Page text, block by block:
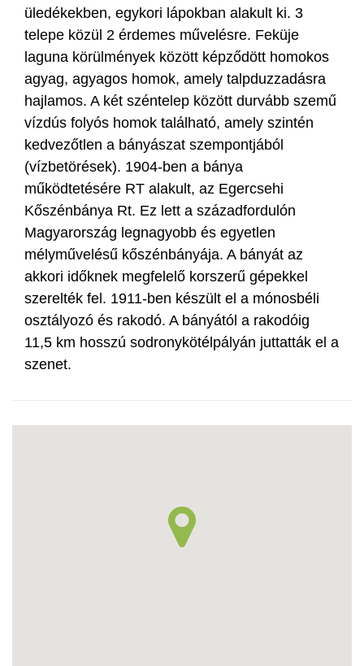
üledékekben, egykori lápokban alakult ki. 3
telepe közül 2 érdemes művelésre. Feküje
laguna körülmények között képződött homokos
agyag, agyagos homok, amely talpduzzadásra
hajlamos. A két széntelep között durvább szemű
vízdús folyós homok található, amely szintén
kedvezőtlen a bányászat szempontjából
(vízbetörések). 1904-ben a bánya
működtetésére RT alakult, az Egercsehi
Kőszénbánya Rt. Ez lett a századfordulón
Magyarország legnagyobb és egyetlen
mélyművelésű kőszénbányája. A bányát az
akkori időknek megfelelő korszerű gépekkel
szerelték fel. 1911-ben készült el a mónosbéli
osztályozó és rakodó. A bányától a rakodóig
11,5 km hosszú sodronykötélpályán juttatták el a
szenet.